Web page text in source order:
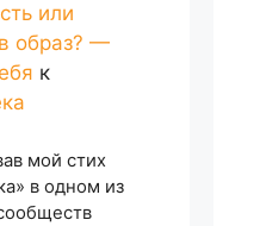
или
образ? —
к
мой стих
в одном из